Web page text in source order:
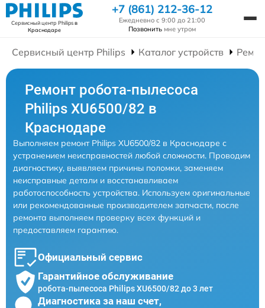
Сервисный центр Philipsв
Краснодаре
+7 (861) 212-36-12
Ежедневно с 9:00 до 21:00
Позвонить мне утром
Сервисный центр Philips Каталог устройств
Ремонт робота-пылесоса
Philips XU6500/82 в
Краснодаре
Выполняем ремонт Philips XU6500/82 в Краснодаре с
устранением неисправностей любой сложности. Проводим
диагностику, выявляем причины поломки, заменяем
неисправные детали и восстанавливаем
работоспособность устройства. Используем оригинальные
или рекомендованные производителем запчасти, после
ремонта выполняем проверку всех функций и
предоставляем гарантию.
Официальный сервис
Гарантийное обслуживание
робота-пылесоса Philips XU6500/82 до 3 лет
Диагностика за наш счет,